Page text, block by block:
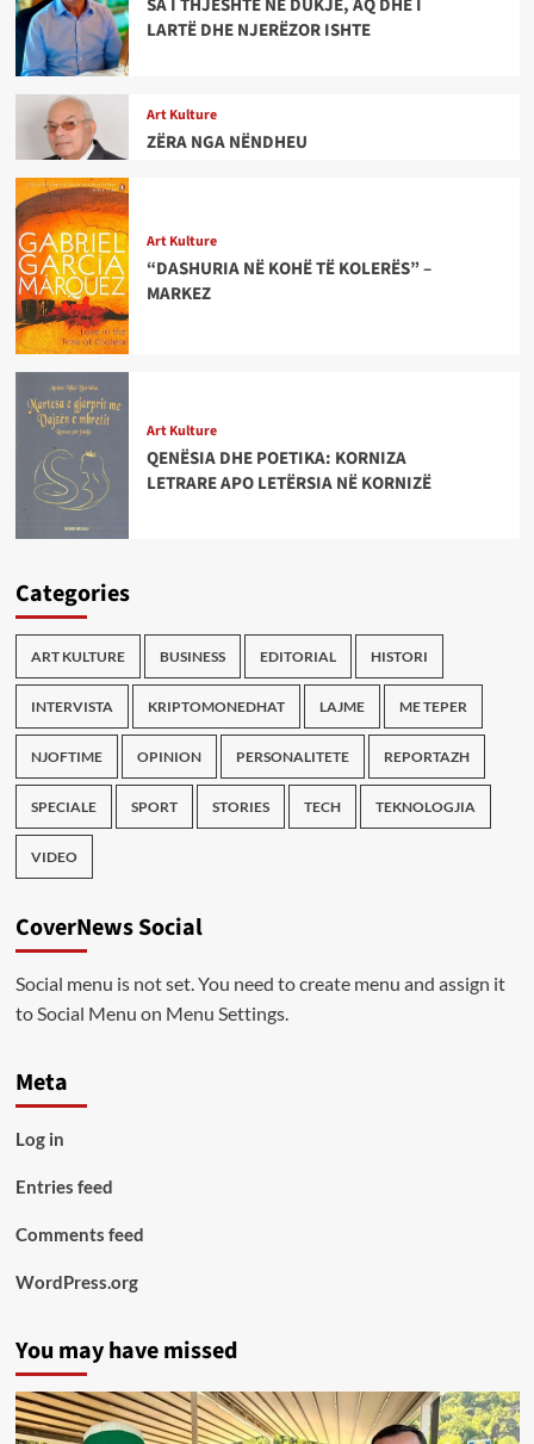
SA I THJESHTË NË DUKJE, AQ DHE I
LARTË DHE NJERËZOR ISHTE
Art Kulture
ZËRA NGA NËNDHEU
Art Kulture
“DASHURIA NË KOHË TË KOLERËS” –
MARKEZ
Art Kulture
QENËSIA DHE POETIKA: KORNIZA
LETRARE APO LETËRSIA NË KORNIZË
Categories
ART KULTURE BUSINESS EDITORIAL HISTORI
INTERVISTA KRIPTOMONEDHAT LAJME ME TEPER
NJOFTIME OPINION PERSONALITETE REPORTAZH
SPECIALE SPORT STORIES TECH TEKNOLOGJIA
VIDEO
CoverNews Social
Social menu is not set. You need to create menu and assign it
to Social Menu on Menu Settings.
Meta
Log in
Entries feed
Comments feed
WordPress.org
You may have missed